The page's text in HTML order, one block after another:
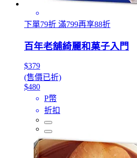
下單79折 滿799再享88折
百年老舖綺麗和菓子入門
$379
(售價已折)
$480
P幣
折扣